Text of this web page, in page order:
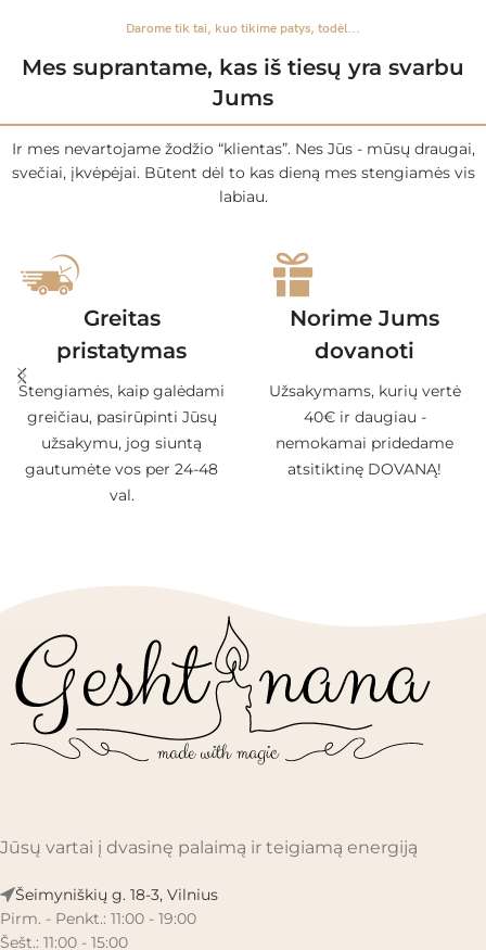
Darome tik tai, kuo tikime patys, todėl...
Mes suprantame, kas iš tiesų yra svarbu
Jums
Ir mes nevartojame žodžio “klientas”. Nes Jūs - mūsų draugai,
svečiai, įkvėpėjai. Būtent dėl to kas dieną mes stengiamės vis
labiau.
Greitas
pristatymas
Stengiamės, kaip galėdami
greičiau, pasirūpinti Jūsų
užsakymu, jog siuntą
gautumėte vos per 24-48
val.
Norime Jums
dovanoti
Užsakymams, kurių vertė
40€ ir daugiau -
nemokamai pridedame
atsitiktinę DOVANĄ!
Jūsų vartai į dvasinę palaimą ir teigiamą energiją
Šeimyniškių g. 18-3, Vilnius
Pirm. - Penkt.: 11:00 - 19:00
Šešt.: 11:00 - 15:00